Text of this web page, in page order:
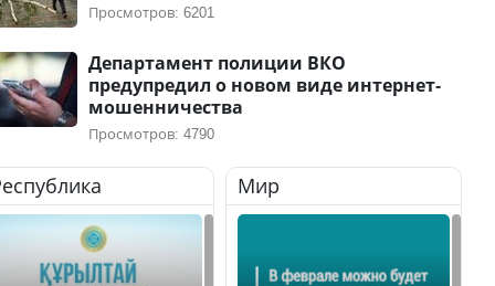
Просмотров: 6201
Департамент полиции ВКО
предупредил о новом виде интернет-
мошенничества
Просмотров: 4790
Мир